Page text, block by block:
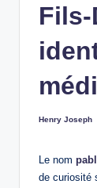
Fils-
Posted
Henry Joseph
Le nom
de curiosité